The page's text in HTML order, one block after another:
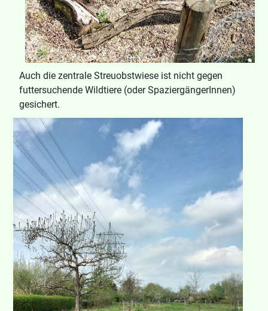
Auch die zentrale Streuobstwiese ist nicht gegen
futtersuchende Wildtiere (oder SpaziergängerInnen)
gesichert.